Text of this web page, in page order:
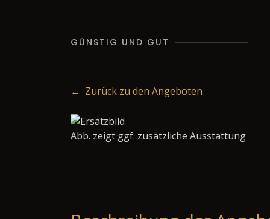
GÜNSTIG UND GUT
← Zurück zu den Angeboten
Abb. zeigt ggf. zusätzliche Ausstattung